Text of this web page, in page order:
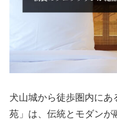
犬山城から徒歩圏内にあ
苑」は、伝統とモダンが